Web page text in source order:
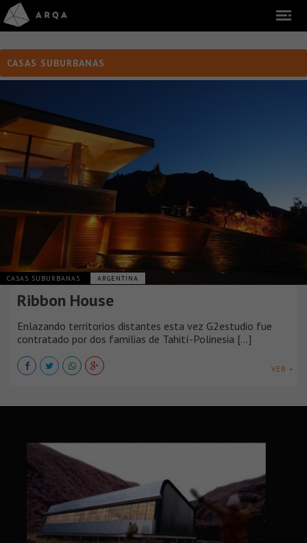
CASAS SUBURBANAS
CASAS SUBURBANAS ARGENTINA
Ribbon House
Enlazando territorios distantes esta vez G2estudio fue
contratado por dos familias de Tahití-Polinesia [...]
VER +